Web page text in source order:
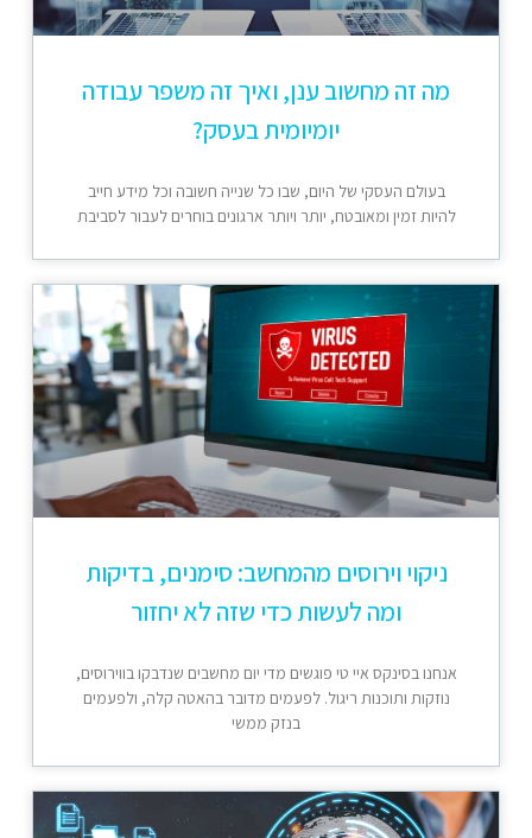
מה זה מחשוב ענן, ואיך זה משפר עבודה
יומיומית בעסק?
בעולם העסקי של היום, שבו כל שנייה חשובה וכל מידע חייב
להיות זמין ומאובטח, יותר ויותר ארגונים בוחרים לעבור לסביבת
ניקוי וירוסים מהמחשב: סימנים, בדיקות
ומה לעשות כדי שזה לא יחזור
אנחנו בסינקס איי טי פוגשים מדי יום מחשבים שנדבקו בווירוסים,
נוזקות ותוכנות ריגול. לפעמים מדובר בהאטה קלה, ולפעמים
בנזק ממשי